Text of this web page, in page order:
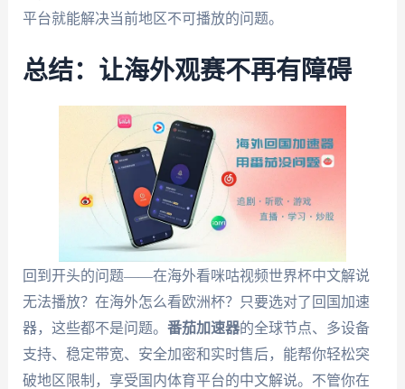
平台就能解决当前地区不可播放的问题。
总结：让海外观赛不再有障碍
回到开头的问题——在海外看咪咕视频世界杯中文解说
无法播放？在海外怎么看欧洲杯？只要选对了回国加速
器，这些都不是问题。 番茄加速器的全球节点、多设备
支持、稳定带宽、安全加密和实时售后，能帮你轻松突
破地区限制，享受国内体育平台的中文解说。不管你在